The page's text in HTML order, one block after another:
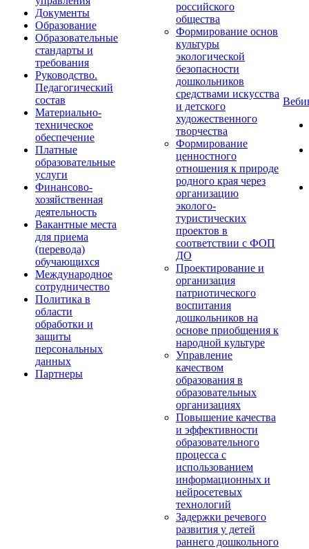
Документы
Образование
Образовательные
стандарты и
требования
Руководство.
Педагогический
состав
Материально-
техническое
обеспечение
Платные
образовательные
услуги
Финансово-
хозяйственная
деятельность
Вакантные места
для приема
(перевода)
обучающихся
Международное
сотрудничество
Политика в
области
обработки и
защиты
персональных
данных
Партнеры
российского
общества
Формирование основ
культуры
экологической
безопасности
дошкольников
средствами искусства
и детского
художественного
творчества
Формирование
ценностного
отношения к природе
родного края через
организацию
эколого-
туристических
проектов в
соответствии с ФОП
ДО
Проектирование и
организация
патриотического
воспитания
дошкольников на
основе приобщения к
народной культуре
Управление
качеством
образования в
образовательных
организациях
Повышение качества
и эффективности
образовательного
процесса с
использованием
информационных и
нейросетевых
технологий
Задержки речевого
развития у детей
раннего дошкольного